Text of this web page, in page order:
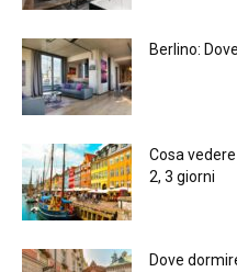
Berlino:
Cosa
2, 3 giorni
Dove